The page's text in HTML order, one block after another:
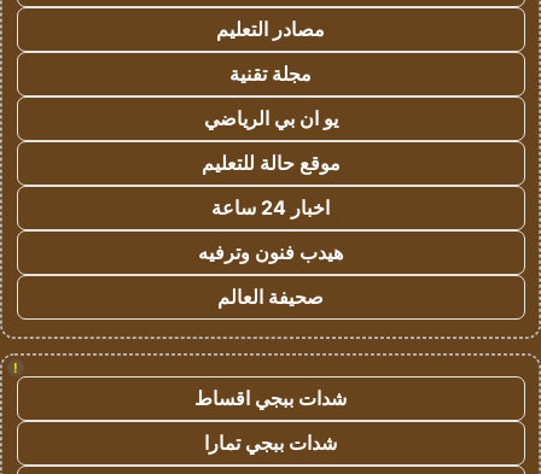
مصادر التعليم
مجلة تقنية
يو ان بي الرياضي
موقع حالة للتعليم
اخبار 24 ساعة
هيدب فنون وترفيه
صحيفة العالم
!
شدات ببجي اقساط
شدات ببجي تمارا